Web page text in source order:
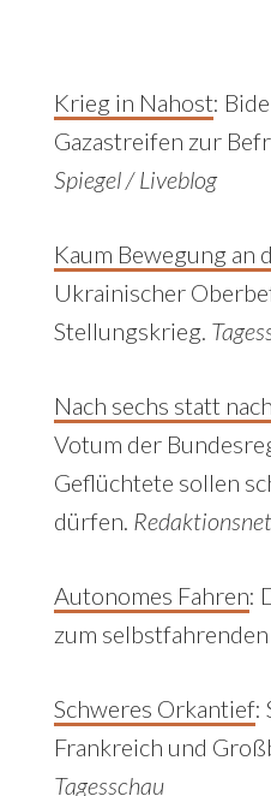
Krieg in Nahost:
Gazastreifen zur
Spiegel / Liveblog
Kaum Bewegung an
Ukrainischer
Stellungskrieg.
Nach sechs statt
Votum der
Geflüchtete sollen
dürfen.
Autonomes Fahren:
zum
Schweres Orkantief:
Frankreich und
Tagesschau